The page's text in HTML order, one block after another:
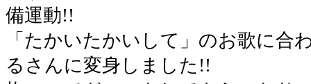
備運動!!
「たかいたかいして」のお歌に合
るさんに変身しました!!